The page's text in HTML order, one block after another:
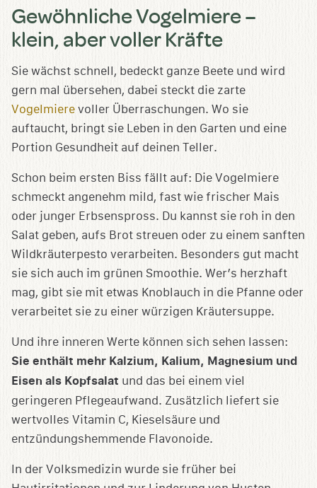
Gewöhnliche Vogelmiere –
klein, aber voller Kräfte
Sie wächst schnell, bedeckt ganze Beete und wird
gern mal übersehen, dabei steckt die zarte
Vogelmiere voller Überraschungen. Wo sie
auftaucht, bringt sie Leben in den Garten und eine
Portion Gesundheit auf deinen Teller.
Schon beim ersten Biss fällt auf: Die Vogelmiere
schmeckt angenehm mild, fast wie frischer Mais
oder junger Erbsenspross. Du kannst sie roh in den
Salat geben, aufs Brot streuen oder zu einem sanften
Wildkräuterpesto verarbeiten. Besonders gut macht
sie sich auch im grünen Smoothie. Wer’s herzhaft
mag, gibt sie mit etwas Knoblauch in die Pfanne oder
verarbeitet sie zu einer würzigen Kräutersuppe.
Und ihre inneren Werte können sich sehen lassen:
Sie enthält mehr Kalzium, Kalium, Magnesium und
Eisen als Kopfsalat und das bei einem viel
geringeren Pflegeaufwand. Zusätzlich liefert sie
wertvolles Vitamin C, Kieselsäure und
entzündungshemmende Flavonoide.
In der Volksmedizin wurde sie früher bei